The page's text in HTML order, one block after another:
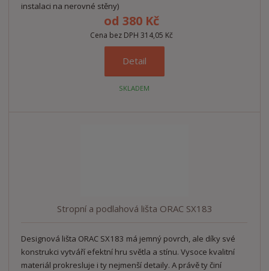
instalaci na nerovné stěny)
od 380 Kč
Cena bez DPH 314,05 Kč
Detail
SKLADEM
Stropní a podlahová lišta ORAC SX183
Designová lišta ORAC SX183 má jemný povrch, ale díky své
konstrukci vytváří efektní hru světla a stínu. Vysoce kvalitní
materiál prokresluje i ty nejmenší detaily. A právě ty činí